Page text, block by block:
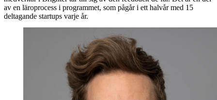
av en läroprocess i programmet, som pågår i ett halvår med 15
deltagande startups varje år.